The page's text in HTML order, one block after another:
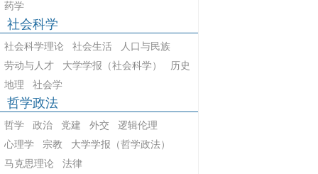
药学
社会科学
社会科学理论 社会生活
人口与民族
劳动与人才
大学学报（社会科学）
历史
地理
社会学
哲学政法
哲学 政治 党建 外交
逻辑伦理
心理学
宗教
大学学报（哲学政法）
马克思理论
法律